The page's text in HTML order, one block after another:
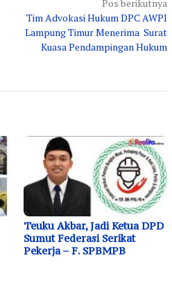
Pos berikutnya
Tim Advokasi Hukum DPC AWPI
Lampung Timur Menerima Surat
Kuasa Pendampingan Hukum
Teuku Akbar, Jadi Ketua DPD
Sumut Federasi Serikat
Pekerja – F. SPBMPB